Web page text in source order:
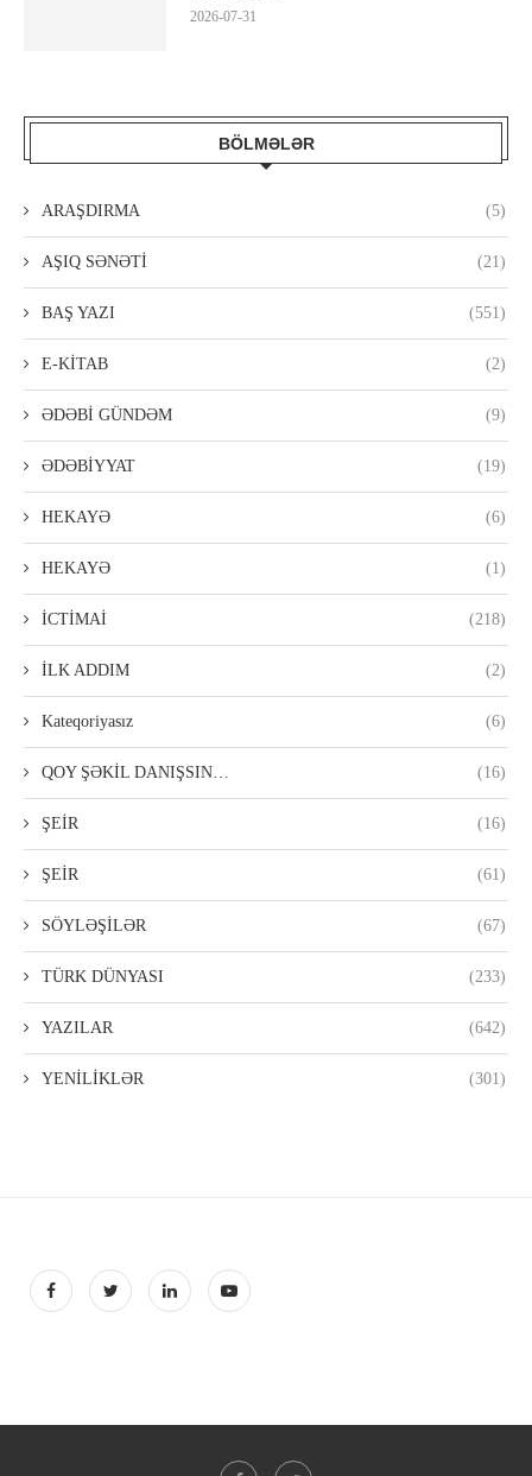
2026-07-31
BÖLMƏLƏR
ARAŞDIRMA (5)
AŞIQ SƏNƏTİ (21)
BAŞ YAZI (551)
E-KİTAB (2)
ƏDƏBİ GÜNDƏM (9)
ƏDƏBİYYAT (19)
HEKAYƏ (6)
HEKAYƏ (1)
İCTİMAİ (218)
İLK ADDIM (2)
Kateqoriyasız (6)
QOY ŞƏKİL DANIŞSIN… (16)
ŞEİR (16)
ŞEİR (61)
SÖYLƏŞİLƏR (67)
TÜRK DÜNYASI (233)
YAZILAR (642)
YENİLİKLƏR (301)